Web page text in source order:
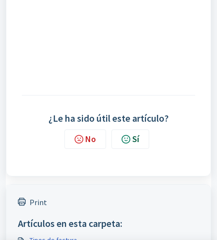
¿Le ha sido útil este artículo?
No Sí
Print
Artículos en esta carpeta: